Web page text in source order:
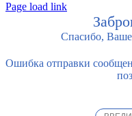
Page load link
Спасибо,
Ошибка отправки